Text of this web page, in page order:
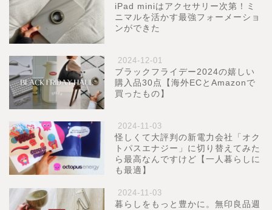
iPad miniはアクセサリー次第！ミ
ニマルを活かす最強フォーメーショ
ンができた
2024-12-01
ブラックフライデー2024の嬉しい
購入品30点【海外ECとAmazonで
買ったもの】
2024-11-03
怪しくて大評判の新電力会社「オク
トパスエナジー」に切り替えてみた
ら最高なんですけど【一人暮らしに
も最適】
2024-11-03
暮らしをもっと豊かに。無印良品週